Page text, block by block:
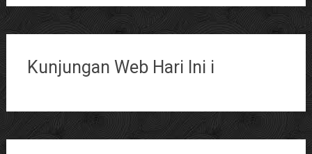
Kunjungan Web Hari Ini i